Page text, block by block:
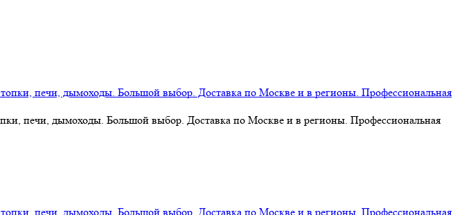
печи, дымоходы. Большой выбор. Доставка по Москве и в регионы. Профессиональная